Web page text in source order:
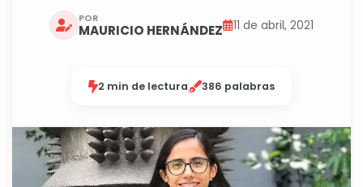
POR
MAURICIO HERNÁNDEZ 11 de abril, 2021
2 min de lectura 386 palabras